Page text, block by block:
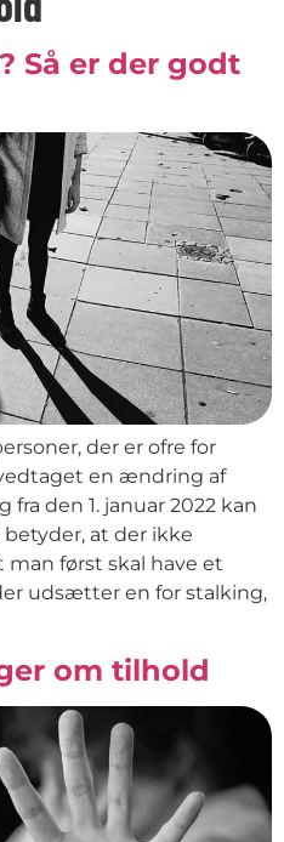
Så er der godt
der er ofre for
en ændring af
den 1. januar 2022 kan
at der ikke
først skal have et
udsætter en for stalking,
om tilhold